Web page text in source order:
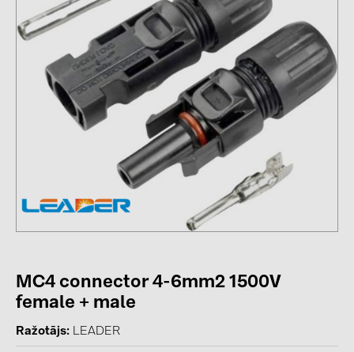
Jaunumi
Katalogi
KATEGORIJAS
Saules paneļi (19)
Enerģijas uzglabāšana (71)
E-Mobilitāte (19)
Instalācijas (87)
MC4 connector 4-6mm2 1500V
female + male
Ražotājs LEADER